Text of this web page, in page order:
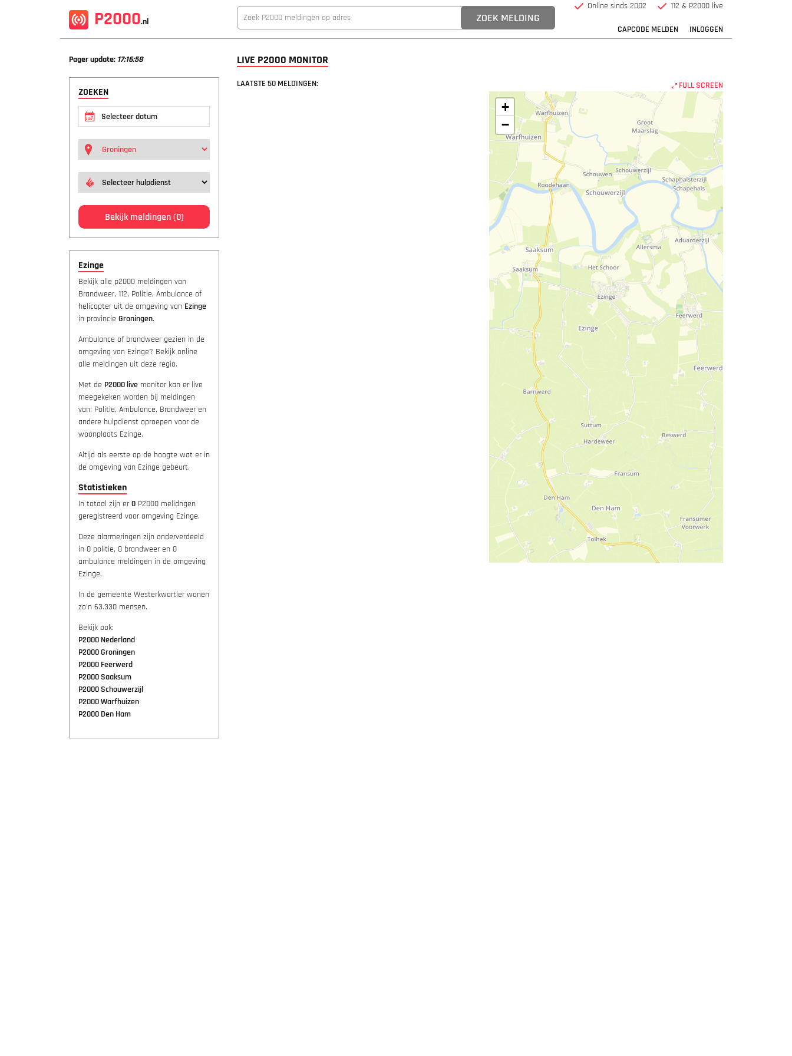
P2000.nl
CAPCODE MELDEN INLOGGEN
Online sinds 2002 112 & P2000 live
Pager update: 17:16:58
ZOEKEN
Bekijk meldingen(0)
Ezinge
Bekijk alle p2000 meldingen van
Brandweer, 112, Politie, Ambulance of
helicopter uit de omgeving van Ezinge
in provincie Groningen.
Ambulance of brandweer gezien in de
omgeving van Ezinge? Bekijk online
alle meldingen uit deze regio.
Met de P2000 live monitor kan er live
meegekeken worden bij meldingen
van: Politie, Ambulance, Brandweer en
andere hulpdienst oproepen voor de
woonplaats Ezinge.
Altijd als eerste op de hoogte wat er in
de omgeving van Ezinge gebeurt.
Statistieken
In totaal zijn er 0 P2000 melidngen
geregistreerd voor omgeving Ezinge.
Deze alarmeringen zijn onderverdeeld
in 0 politie, 0 brandweer en 0
ambulance meldingen in de omgeving
Ezinge.
In de gemeente Westerkwartier wonen
zo'n 63.330 mensen.
Bekijk ook:
P2000 Nederland
P2000 Groningen
P2000 Feerwerd
P2000 Saaksum
P2000 Schouwerzijl
P2000 Warfhuizen
P2000 Den Ham
LIVE P2000 MONITOR
LAATSTE 50 MELDINGEN: FULL SCREEN
+
−